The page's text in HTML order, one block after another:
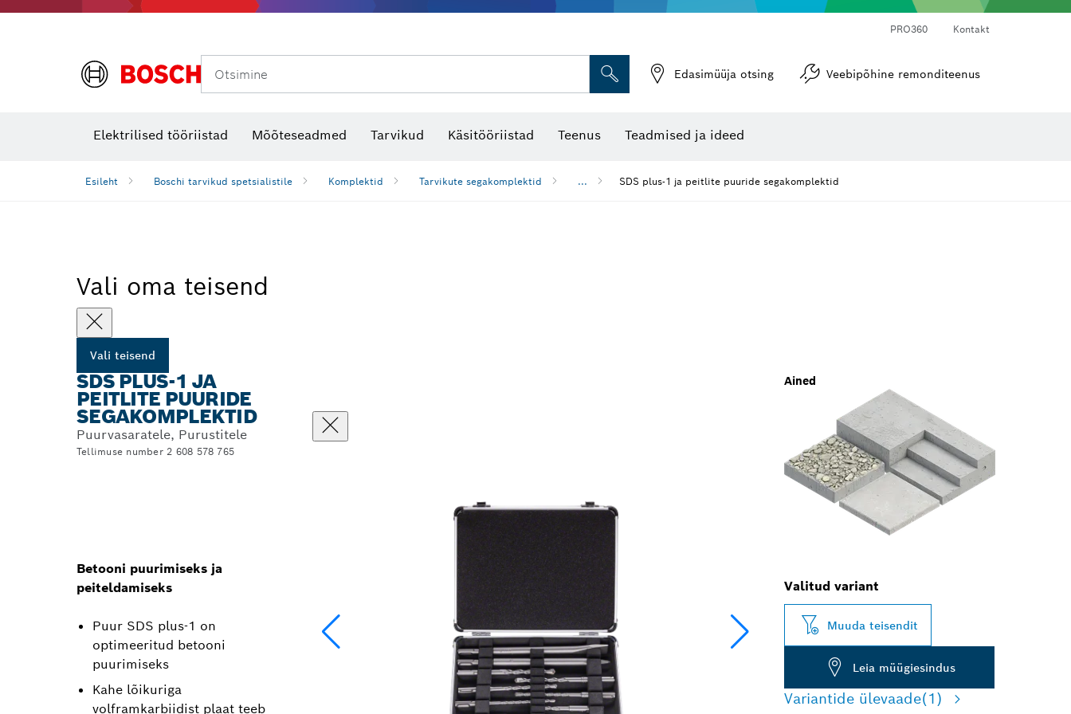
PRO360 Kontakt
Otsimine Edasimüüja otsing Veebipõhine remonditeenus
Elektrilised tööriistad Mõõteseadmed Tarvikud Käsitööriistad Teenus Teadmised ja ideed
Esileht Boschi tarvikud spetsialistile Komplektid Tarvikute segakomplektid ... SDS plus-1 ja peitlite puuride segakomplektid
Vali oma teisend
Vali teisend
SDS PLUS-1 JA
PEITLITE PUURIDE
SEGAKOMPLEKTID
Puurvasaratele, Purustitele
Tellimuse number 2 608 578 765
Betooni puurimiseks ja
peiteldamiseks
Puur SDS plus-1 on
optimeeritud betooni
puurimiseks
Kahe lõikuriga
volframkarbiidist plaat teeb
Ained
Valitud variant
Muuda teisendit
Leia müügiesindus
Variantide ülevaade(1)